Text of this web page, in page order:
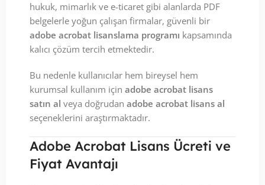
hukuk, mimarlık ve e-ticaret gibi alanlarda PDF
belgelerle yoğun çalışan firmalar, güvenli bir
adobe acrobat lisanslama programı kapsamında
kalıcı çözüm tercih etmektedir.
Bu nedenle kullanıcılar hem bireysel hem
kurumsal kullanım için adobe acrobat lisans
satın al veya doğrudan adobe acrobat lisans al
seçeneklerini araştırmaktadır.
Adobe Acrobat Lisans Ücreti ve
Fiyat Avantajı